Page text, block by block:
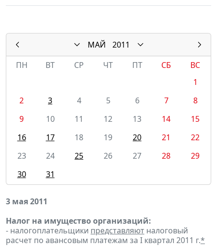
МАЙ
2011
ПН
ВТ СР ЧТ ПТ СБ
ВС
1
2
3 4 5 6 7
8
9
10 11 12 13 14
15
16
17 18 19 20 21
22
23
24 25 26 27 28
29
30
31
3 мая 2011
Налог на имущество организаций:
- налогоплательщики представляют налоговый
расчет по авансовым платежам за I квартал 2011 г.*